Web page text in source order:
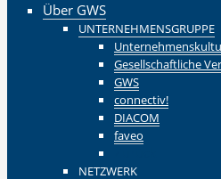
Über GWS
UNTERNEHMENSGRUPPE
Gesellschaftliche
GWS
connectiv!
DIACOM
faveo
NETZWERK